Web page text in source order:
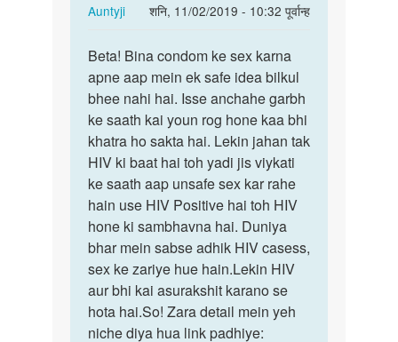
Auntyji
शनि, 11/02/2019 - 10:32 पूर्वान्ह
In
to
Do
aurat
ke
sath
Bina
condom…
by
Bablo
Beta!
Bina
condom
ke
sex…
Beta! Bina condom ke sex karna
apne aap mein ek safe idea bilkul
bhee nahi hai. Isse anchahe garbh
ke saath kai youn rog hone kaa bhi
khatra ho sakta hai. Lekin jahan tak
HIV ki baat hai toh yadi jis viykati
ke saath aap unsafe sex kar rahe
hain use HIV Positive hai toh HIV
hone ki sambhavna hai. Duniya
bhar mein sabse adhik HIV casess,
sex ke zariye hue hain.Lekin HIV
aur bhi kai asurakshit karano se
hota hai.So! Zara detail mein yeh
niche diya hua link padhiye: